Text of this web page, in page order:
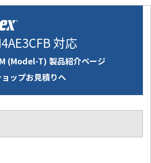
対応
(Model-T) 製品紹介ページ
ップお見積りへ